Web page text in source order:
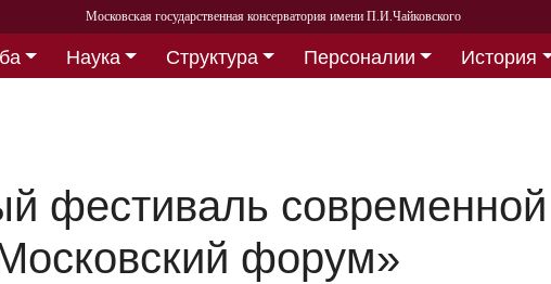
Московская государственная консерватория имени П.И.Чайковского
Наука Структура Персоналии
История
фестиваль современной
форум»